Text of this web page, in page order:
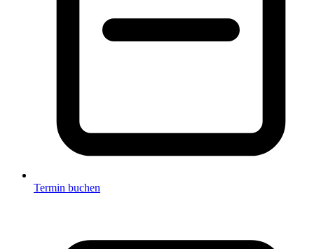
Termin buchen